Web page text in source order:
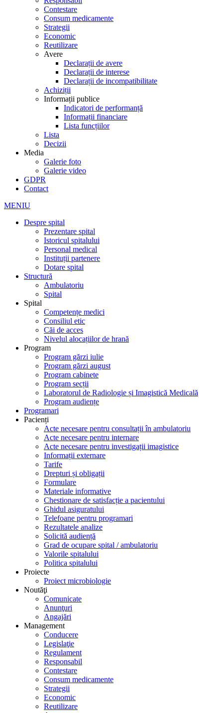
Contestare
Consum medicamente
Strategii
Economic
Reutilizare
Avere
Declarații de avere
Declarații de interese
Declarații de incompatibilitate
Achiziții
Informații publice
Indicatori de performanță
Informații financiare
Lista funcțiilor
Lista
Decizii
Media
Galerie foto
Galerie video
GDPR
Contact
MENIU
Despre spital
Prezentare spital
Istoricul spitalului
Personal medical
Instituții partenere
Dotare spital
Structură
Ambulatoriu
Spital
Spital
Competențe medici
Consiliul etic
Căi de acces
Nivelul alocațiilor de hrană
Program
Program gărzi iulie
Program gărzi august
Program cabinete
Program secții
Laboratorul de Radiologie și Imagistică Medicală
Program audiențe
Programari
Pacienți
Acte necesare pentru consultații în ambulatoriu
Acte necesare pentru internare
Acte necesare pentru investigații imagistice
Informații externare
Tarife
Drepturi și obligații
Formulare
Materiale informative
Chestionare de satisfacție a pacientului
Ghidul asiguratului
Telefoane pentru programari
Rezultatele analize
Solicită audiență
Grad de ocupare spital / ambulatoriu
Valorile spitalului
Politica spitalului
Proiecte
Proiect microbiologie
Noutăţi
Comunicate
Anunţuri
Angajări
Management
Conducere
Legislaţie
Regulament
Responsabil
Contestare
Consum medicamente
Strategii
Economic
Reutilizare